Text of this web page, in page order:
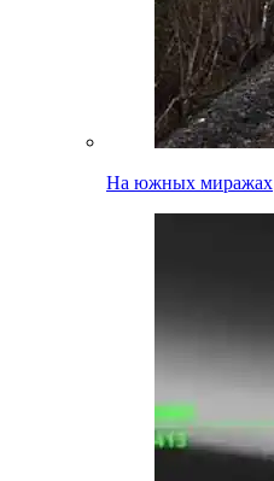
На южных миражах